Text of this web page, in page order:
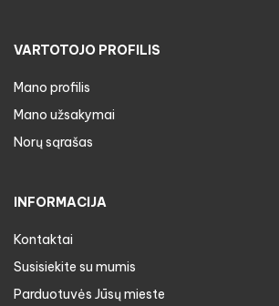
VARTOTOJO PROFILIS
Mano profilis
Mano užsakymai
Norų sąrašas
INFORMACIJA
Kontaktai
Susisiekite su mumis
Parduotuvės Jūsų mieste